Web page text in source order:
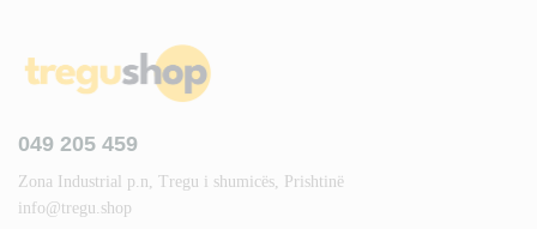
049 205 459
Zona Industrial p.n, Tregu i shumicës, Prishtinë
info@tregu.shop